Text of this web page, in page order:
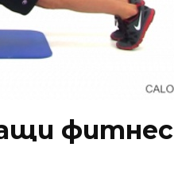
фитнес